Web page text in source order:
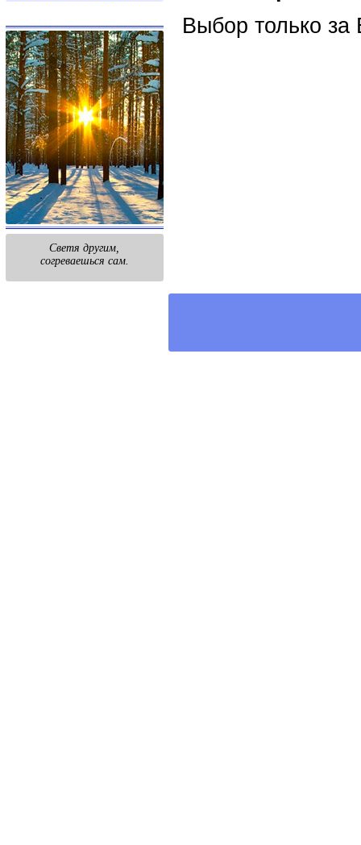
Светя другим,
согреваешься сам.
Выбор только